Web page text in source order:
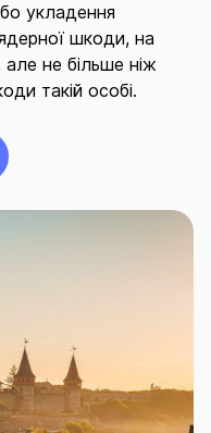
укладення
шкоди, на
не більше ніж
такій особі.